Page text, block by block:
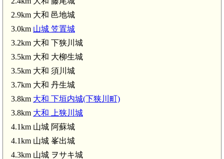
(3.5km)
2.9km 大和 邑地城
3.0km 山城 笠置城
3.2km 大和 下狭川城
3.5km 大和 大柳生城
3.5km 大和 須川城
3.7km 大和 丹生城
3.8km 大和 下垣内城(下狭川町)
3.8km 大和 上狭川城
4.1km 山城 阿蘇城
4.1km 山城 峯出城
4.3km 山城 ヲサキ城